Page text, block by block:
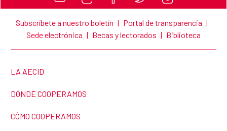
Subscríbete a nuestro boletín | Portal de transparencia |
Sede electrónica | Becas y lectorados | Biblioteca
LINK TO THE WEBSITE:
LA AECID
LINK TO THE WEBSITE:
DÓNDE COOPERAMOS
LINK TO THE WEBSITE:
CÓMO COOPERAMOS